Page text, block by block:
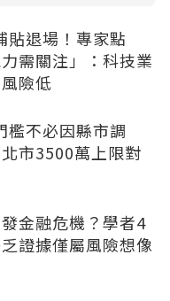
貼退場！專家點
力需關注」：科技業
險低
檻不必因縣市調
市3500萬上限對
金融危機？學者4
證據僅屬風險想像